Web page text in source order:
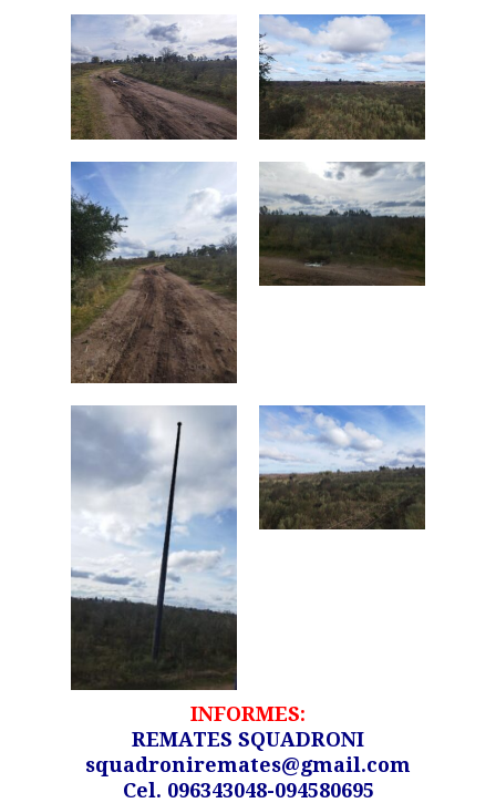
INFORMES:
REMATES SQUADRONI
squadroniremates@gmail.com
Cel. 096343048-094580695